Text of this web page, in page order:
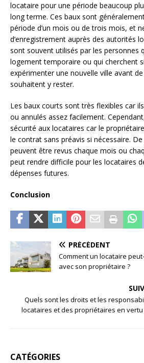
locataire pour une période beaucoup
long terme. Ces baux sont
période d’un mois ou de trois mois, et
d’enregistrement auprès des autorités
sont souvent utilisés par les personnes
logement temporaire ou qui cherchent
expérimenter une nouvelle ville avant
souhaitent y rester.
Les baux courts sont très flexibles car
ou annulés assez facilement.
sécurité aux locataires car le
le contrat sans préavis si nécessaire.
peuvent être revus chaque mois ou
peut rendre difficile pour les locataires
dépenses futures.
Conclusion
PRÉCÉDENT
Comment un locataire
avec son propriétaire ?
Quels sont les droits et les
locataires et des propriétaires en vertu
CATÉGORIES